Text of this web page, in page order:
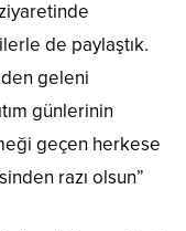
de paylaştık.
geleni
günlerinin
geçen herkese
razı olsun”